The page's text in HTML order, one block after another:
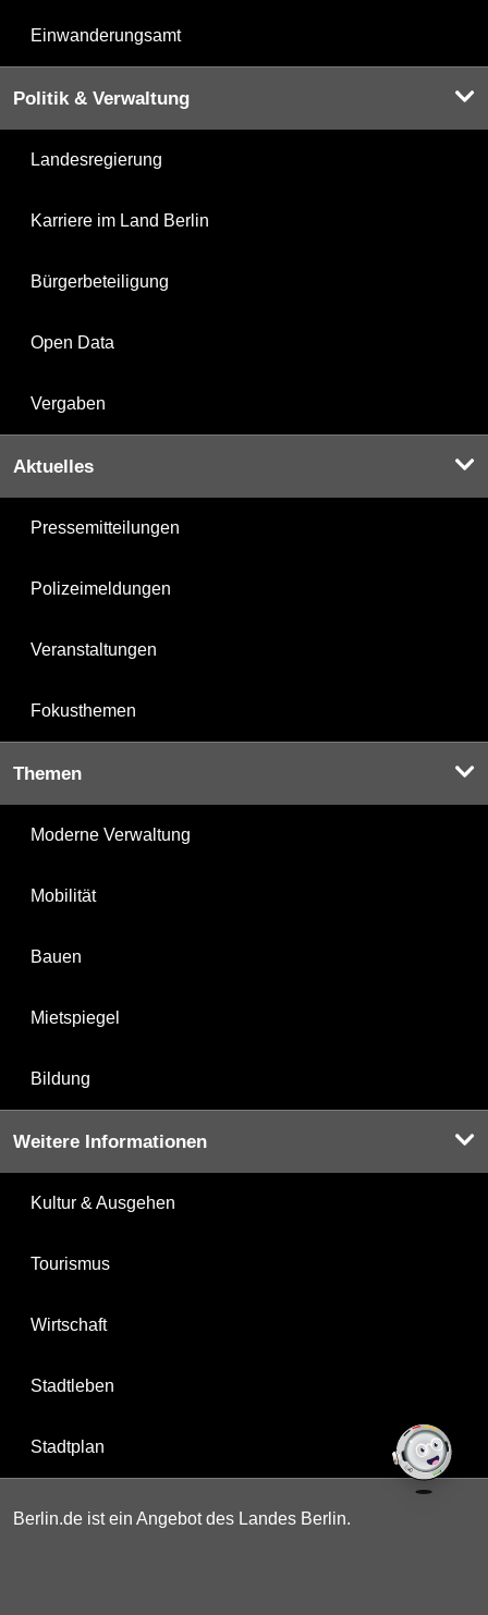
Einwanderungsamt
Politik & Verwaltung
Landesregierung
Karriere im Land Berlin
Bürgerbeteiligung
Open Data
Vergaben
Aktuelles
Pressemitteilungen
Polizeimeldungen
Veranstaltungen
Fokusthemen
Themen
Moderne Verwaltung
Mobilität
Bauen
Mietspiegel
Bildung
Weitere Informationen
Kultur & Ausgehen
Tourismus
Wirtschaft
Stadtleben
Stadtplan
Berlin.de ist ein Angebot des Landes Berlin.